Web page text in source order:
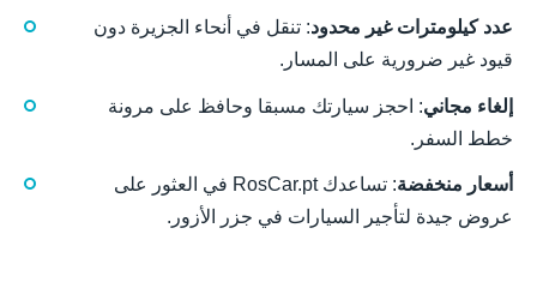
عدد كيلومترات غير محدود: تنقل في أنحاء الجزيرة دون
قيود غير ضرورية على المسار.
إلغاء مجاني: احجز سيارتك مسبقا وحافظ على مرونة
خطط السفر.
أسعار منخفضة
: تساعدك RosCar.pt في العثور على
عروض جيدة لتأجير السيارات في جزر الأزور.